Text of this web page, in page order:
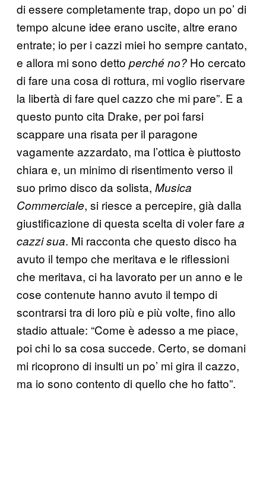
di essere completamente trap, dopo un po’ di
tempo alcune idee erano uscite, altre erano
entrate; io per i cazzi miei ho sempre cantato,
e allora mi sono detto perché no? Ho cercato
di fare una cosa di rottura, mi voglio riservare
la libertà di fare quel cazzo che mi pare”. E a
questo punto cita Drake, per poi farsi
scappare una risata per il paragone
vagamente azzardato, ma l’ottica è piuttosto
chiara e, un minimo di risentimento verso il
suo primo disco da solista, Musica
Commerciale, si riesce a percepire, già dalla
giustificazione di questa scelta di voler fare a
cazzi sua. Mi racconta che questo disco ha
avuto il tempo che meritava e le riflessioni
che meritava, ci ha lavorato per un anno e le
cose contenute hanno avuto il tempo di
scontrarsi tra di loro più e più volte, fino allo
stadio attuale: “Come è adesso a me piace,
poi chi lo sa cosa succede. Certo, se domani
mi ricoprono di insulti un po’ mi gira il cazzo,
ma io sono contento di quello che ho fatto”.